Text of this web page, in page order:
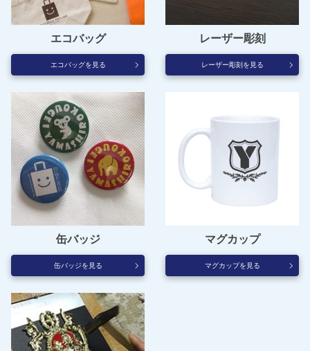
エコバッグ
エコバッグを見る
レーザー彫刻
レーザー彫刻を見る
缶バッジ
缶バッジを見る
マグカップ
マグカップを見る